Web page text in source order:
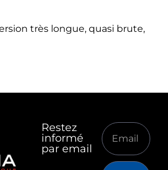
très longue, quasi brute,
Restez
informé
par email